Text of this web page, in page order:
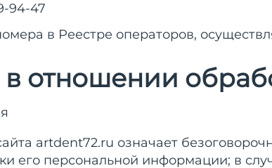
94-47
в Реестре операторов,
отношении
artdent72.ru означает
его персональной информации; в